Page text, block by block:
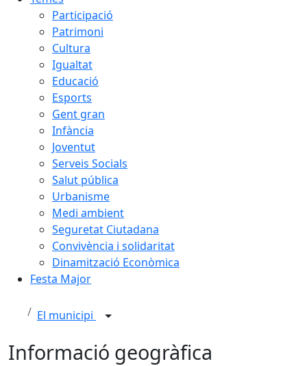
Participació
Patrimoni
Cultura
Igualtat
Educació
Esports
Gent gran
Infància
Joventut
Serveis Socials
Salut pública
Urbanisme
Medi ambient
Seguretat Ciutadana
Convivència i solidaritat
Dinamització Econòmica
Festa Major
El municipi
Informació geogràfica